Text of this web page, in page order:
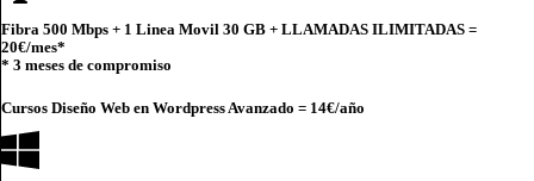
Fibra 500 Mbps + 1 Linea Movil 30 GB + LLAMADAS ILIMITADAS =
20€/mes*
* 3 meses de compromiso
Cursos Diseño Web en Wordpress Avanzado = 14€/año